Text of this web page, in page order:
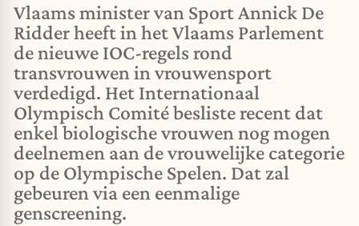
Vlaams minister van Sport Annick De
Ridder heeft in het Vlaams Parlement
de nieuwe IOC-regels rond
transvrouwen in vrouwensport
verdedigd. Het Internationaal
Olympisch Comité besliste recent dat
enkel biologische vrouwen nog mogen
deelnemen aan de vrouwelijke categorie
op de Olympische Spelen. Dat zal
gebeuren via een eenmalige
genscreening.